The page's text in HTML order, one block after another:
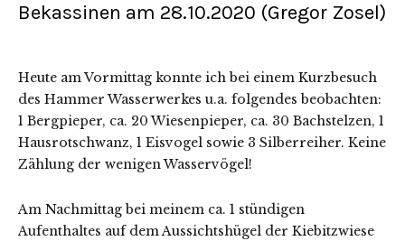
Bekassinen am 28.10.2020 (Gregor Zosel)
Heute am Vormittag konnte ich bei einem Kurzbesuch
des Hammer Wasserwerkes u.a. folgendes beobachten:
1 Bergpieper, ca. 20 Wiesenpieper, ca. 30 Bachstelzen, 1
Hausrotschwanz, 1 Eisvogel sowie 3 Silberreiher. Keine
Zählung der wenigen Wasservögel!
Am Nachmittag bei meinem ca. 1 stündigen
Aufenthaltes auf dem Aussichtshügel der Kiebitzwiese